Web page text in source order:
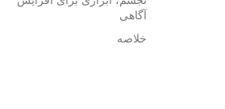
آگاهی
خلاصه